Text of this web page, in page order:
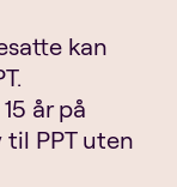
kan
år på
PPT uten